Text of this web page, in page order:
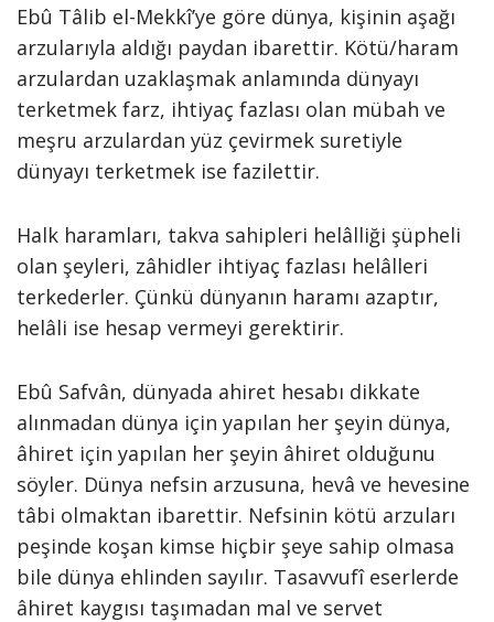
Ebû Tâlib el-Mekkî’ye göre dünya, kişinin aşağı
arzularıyla aldığı paydan ibarettir. Kötü/haram
arzulardan uzaklaşmak anlamında dünyayı
terketmek farz, ihtiyaç fazlası olan mübah ve
meşru arzulardan yüz çevirmek suretiyle
dünyayı terketmek ise fazilettir.
Halk haramları, takva sahipleri helâlliği şüpheli
olan şeyleri, zâhidler ihtiyaç fazlası helâlleri
terkederler. Çünkü dünyanın haramı azaptır,
helâli ise hesap vermeyi gerektirir.
Ebû Safvân, dünyada ahiret hesabı dikkate
alınmadan dünya için yapılan her şeyin dünya,
âhiret için yapılan her şeyin âhiret olduğunu
söyler. Dünya nefsin arzusuna, hevâ ve hevesine
tâbi olmaktan ibarettir. Nefsinin kötü arzuları
peşinde koşan kimse hiçbir şeye sahip olmasa
bile dünya ehlinden sayılır. Tasavvufî eserlerde
âhiret kaygısı taşımadan mal ve servet